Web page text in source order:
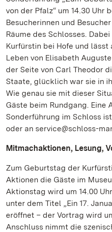
von der Pfalz“ um 14.30 Uhr
Besucherinnen und
Räume des Schlosses.
Kurfürstin bei Hofe und
Leben von Elisabeth
der Seite von Carl Theodor
Staate, glücklich war sie in
Wie genau sie mit dieser
Gäste beim Rundgang. Eine
Sonderführung im Schloss
oder an service@schloss-
Mitmachaktionen, Lesung,
Zum Geburtstag der
Aktionen die Gäste im
Aktionstag wird um 14.00
unter dem Titel „Ein 17.
eröffnet – der Vortrag wird
Anschluss nimmt die